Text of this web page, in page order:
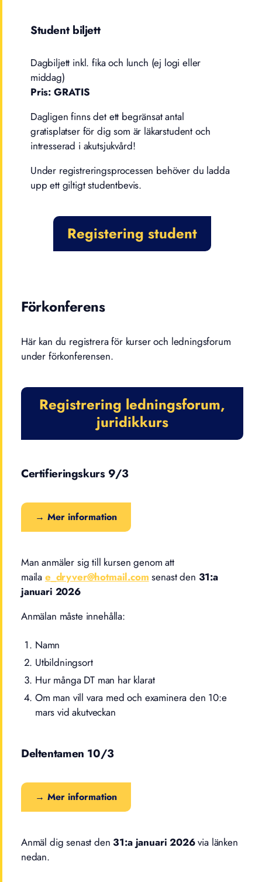
Student biljett
Dagbiljett inkl. fika och lunch (ej logi eller
middag)
Pris: GRATIS
Dagligen finns det ett begränsat antal
gratisplatser för dig som är läkarstudent och
intresserad i akutsjukvård!
Under registreringsprocessen behöver du ladda
upp ett giltigt studentbevis.
Registering student
Förkonferens
Här kan du registrera för kurser och ledningsforum
under förkonferensen.
Registrering ledningsforum,
juridikkurs
Certifieringskurs 9/3
→ Mer information
Man anmäler sig till kursen genom att
maila e_dryver@hotmail.com senast den 31:a
januari 2026
Anmälan måste innehålla:
Namn
Utbildningsort
Hur många DT man har klarat
Om man vill vara med och examinera den 10:e
mars vid akutveckan
Deltentamen 10/3
→ Mer information
Anmäl dig senast den31:a januari 2026via länken
nedan.